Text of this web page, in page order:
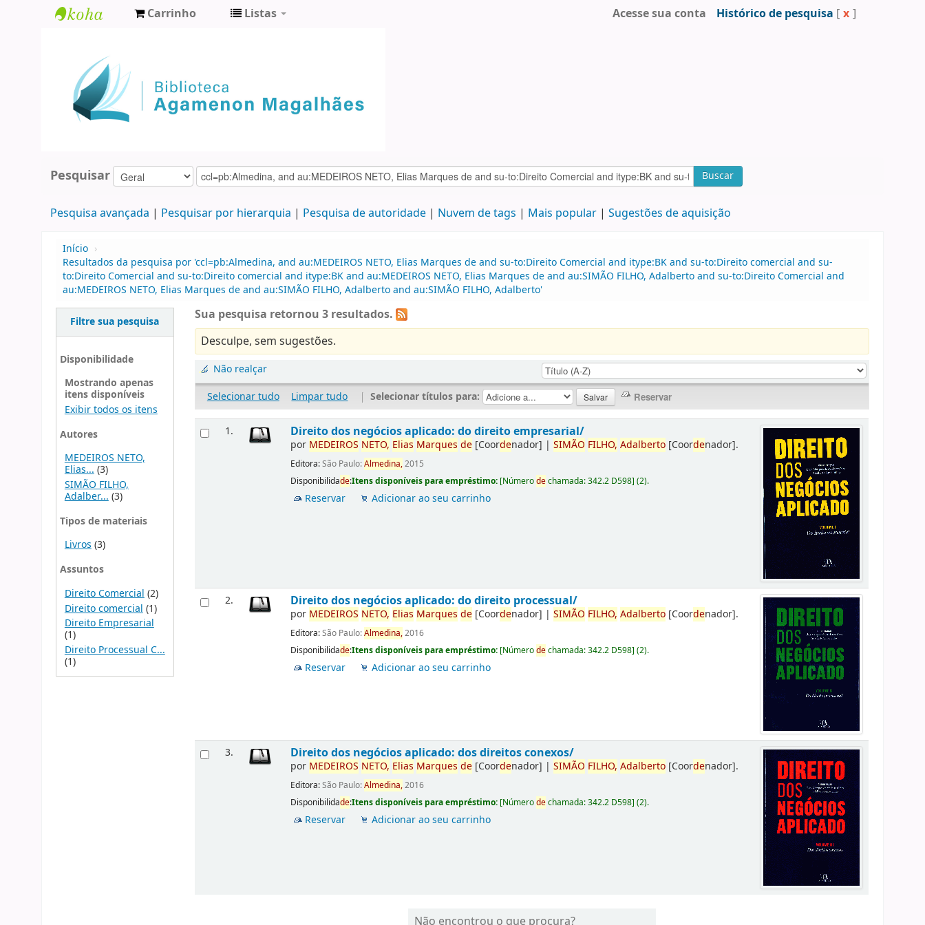
Agamenon
Magalhães
Carrinho Listas Acesse sua conta Histórico de pesquisa [ x ]
Pesquisar Buscar
Pesquisa avançada Pesquisar por hierarquia Pesquisa de autoridade Nuvem de tags Mais popular Sugestões de aquisição
Início ›
Resultados da pesquisa por 'ccl=pb:Almedina, and au:MEDEIROS NETO, Elias Marques de and su-to:Direito Comercial and itype:BK and su-to:Direito comercial and su-
to:Direito Comercial and su-to:Direito comercial and itype:BK and au:MEDEIROS NETO, Elias Marques de and au:SIMÃO FILHO, Adalberto and su-to:Direito Comercial and
au:MEDEIROS NETO, Elias Marques de and au:SIMÃO FILHO, Adalberto and au:SIMÃO FILHO, Adalberto'
Filtre sua pesquisa
Disponibilidade
Mostrando apenas
itens disponíveis
Exibir todos os itens
Autores
MEDEIROS NETO,
Elias...(3)
SIMÃO FILHO,
Adalber... (3)
Tipos de materiais
Livros(3)
Assuntos
Direito Comercial (2)
Direito comercial (1)
Direito Empresarial
(1)
Direito Processual C...
(1)
Sua pesquisa retornou 3 resultados.
Desculpe, sem sugestões.
Não realçar
Selecionar tudo
Limpar tudo | Selecionar títulos para:
1. Direito dos negócios aplicado: do direito empresarial/
por MEDEIROS NETO, Elias Marques de [Coordenador] |SIMÃO FILHO, Adalberto [Coordenador].
Editora:São Paulo:Almedina,2015
Disponibilidade:Itens disponíveis para empréstimo: [Númerodechamada:342.2 D598](2).
Reservar Adicionar ao seu carrinho
2. Direito dos negócios aplicado: do direito processual/
por MEDEIROS NETO, Elias Marques de [Coordenador] |SIMÃO FILHO, Adalberto [Coordenador].
Editora:São Paulo:Almedina,2016
Disponibilidade:Itens disponíveis para empréstimo: [Númerodechamada:342.2 D598](2).
Reservar Adicionar ao seu carrinho
3. Direito dos negócios aplicado: dos direitos conexos/
por MEDEIROS NETO, Elias Marques de [Coordenador] |SIMÃO FILHO, Adalberto [Coordenador].
Editora:São Paulo:Almedina,2016
Disponibilidade:Itens disponíveis para empréstimo: [Númerodechamada:342.2 D598](2).
Reservar Adicionar ao seu carrinho